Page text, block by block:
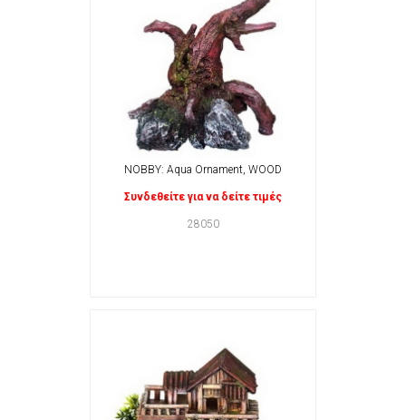
NOBBY: Aqua Ornament, WOOD
Συνδεθείτε για να δείτε τιμές
28050